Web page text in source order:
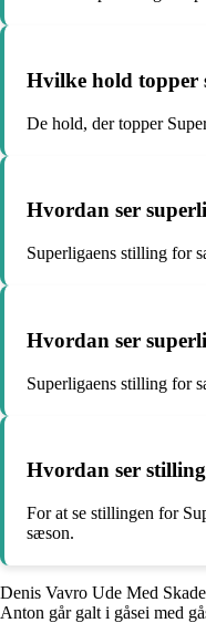
Hvilke hold topper
De hold, der topper
Hvordan ser
Superligaens stilling for
Hvordan ser
Superligaens stilling for
Hvordan ser
For at se stillingen for
sæson.
Denis Vavro Ude Med
Anton går galt i gåsei med